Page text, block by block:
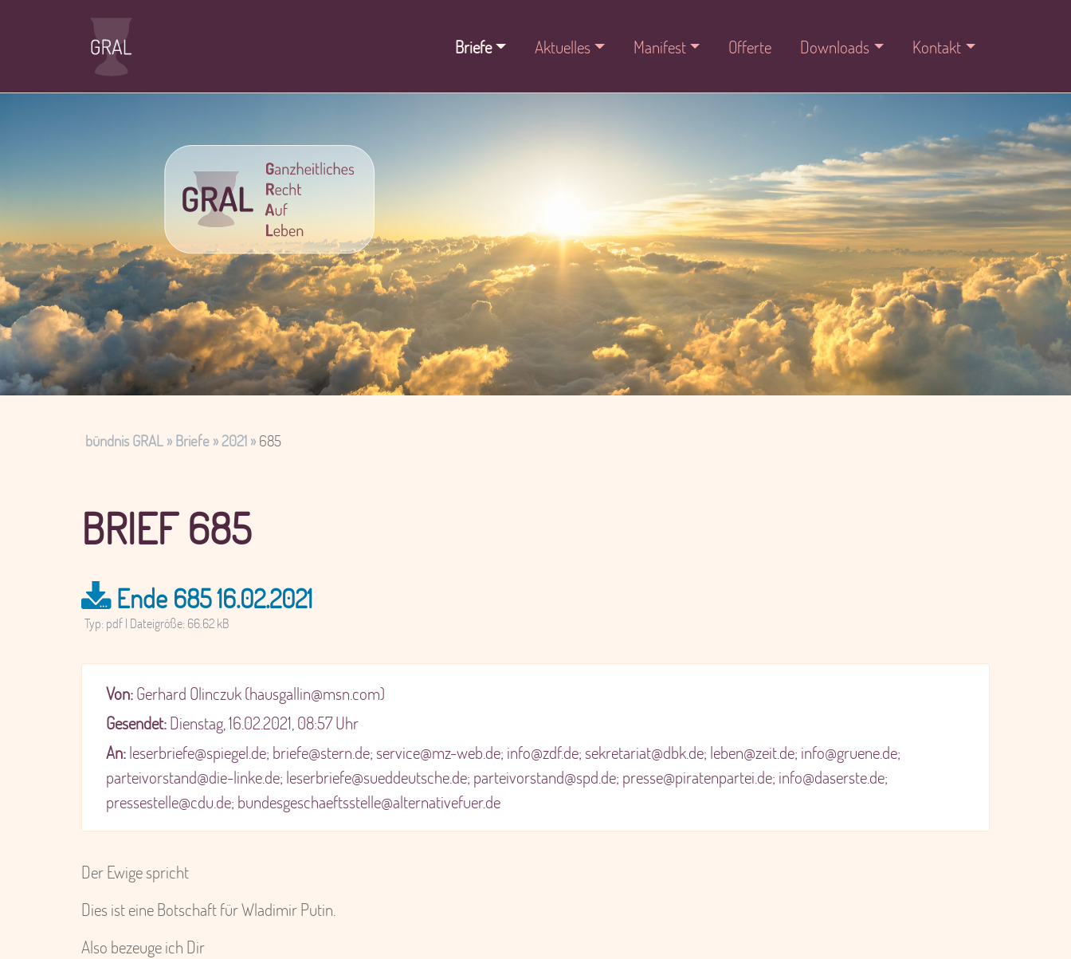
Briefe Aktuelles Manifest Offerte Downloads Kontakt
bündnis GRAL Briefe 2021 685
BRIEF 685
Ende 685 16.02.2021
Typ: pdf | Dateigröße: 66.62 kB
Von:Gerhard Olinczuk (hausgallin@msn.com)
Gesendet:Dienstag, 16.02.2021, 08:57 Uhr
An:leserbriefe@spiegel.de; briefe@stern.de; service@mz-web.de; info@zdf.de; sekretariat@dbk.de; leben@zeit.de; info@gruene.de;
parteivorstand@die-linke.de; leserbriefe@sueddeutsche.de; parteivorstand@spd.de; presse@piratenpartei.de; info@daserste.de;
pressestelle@cdu.de; bundesgeschaeftsstelle@alternativefuer.de
Der Ewige spricht
Dies ist eine Botschaft für Wladimir Putin.
Also bezeuge ich Dir